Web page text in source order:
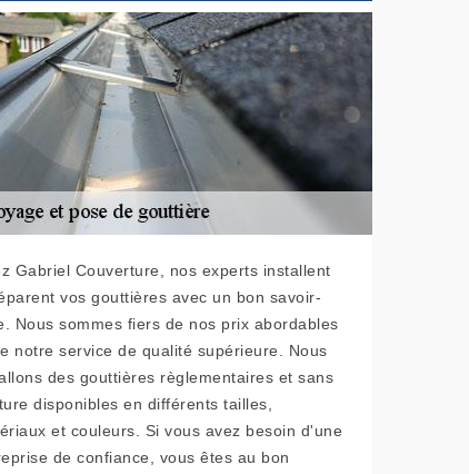
Gabriel Couverture, nos experts installent
vos gouttières avec un bon savoir-
Nous sommes fiers de nos prix abordables
notre service de qualité supérieure. Nous
des gouttières règlementaires et sans
disponibles en différents tailles,
et couleurs. Si vous avez besoin d'une
de confiance, vous êtes au bon